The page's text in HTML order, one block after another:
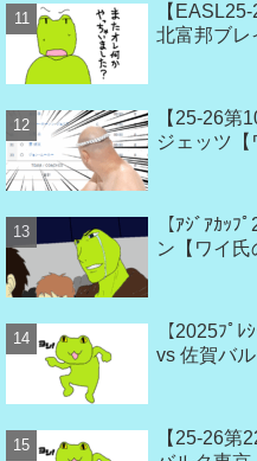
【
北富邦ブレ
【25-26第
ジェッツ【
【ｱｼﾞｱｶｯ
ン【ワイ氏
【2025ﾌﾟ
vs 佐賀バ
【25-26第